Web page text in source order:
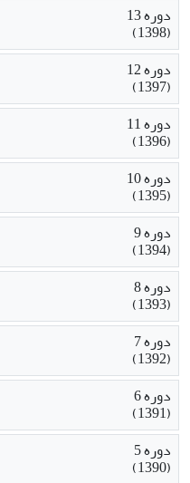
دوره 13
(1398)
دوره 12
(1397)
دوره 11
(1396)
دوره 10
(1395)
دوره 9
(1394)
دوره 8
(1393)
دوره 7
(1392)
دوره 6
(1391)
دوره 5
(1390)